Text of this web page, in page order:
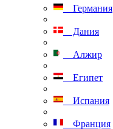
Германия
Дания
Алжир
Египет
Испания
Франция